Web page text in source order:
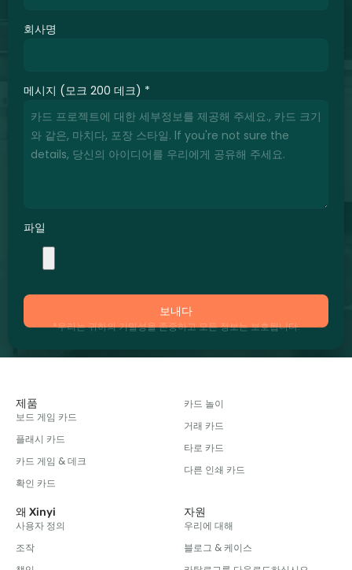
회사명
메시지 (모크 200 데크) *
파일
보내다
*우리는 귀하의 기밀성을 존중하고 모든 정보는 보호됩니다.
제품
보드 게임 카드
플래시 카드
카드 게임 & 데크
확인 카드
카드 놀이
거래 카드
타로 카드
다른 인쇄 카드
왜 Xinyi
사용자 정의
조작
자원
우리에 대해
블로그 & 케이스